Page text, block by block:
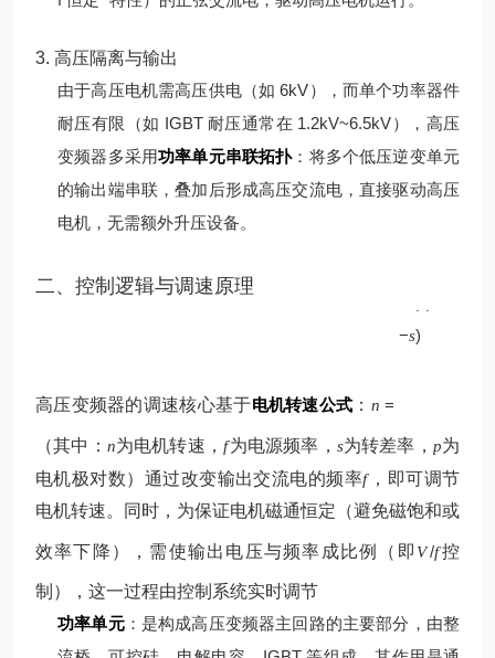
3. 高压隔离与输出
由于高压电机需高压供电（如 6kV），而单个功率器件
耐压有限（如 IGBT 耐压通常在 1.2kV~6.5kV），高压
变频器多采用功率单元串联拓扑：将多个低压逆变单元
的输出端串联，叠加后形成高压交流电，直接驱动高压
电机，无需额外升压设备。
二、控制逻辑与调速原理
高压变频器的调速核心基于电机转速公式 ： n =
−s)
（其中： n为电机转速， f为电源频率， s为转差率， p为
电机极对数） 通过改变输出交流电的频率f，即可调节
电机转速。同时，为保证电机磁通恒定（避免磁饱和或
效率下降），需使输出电压与频率成比例（即 V /f控
制），这一过程由控制系统实时调节
功率单元：是构成高压变频器主回路的主要部分，由整